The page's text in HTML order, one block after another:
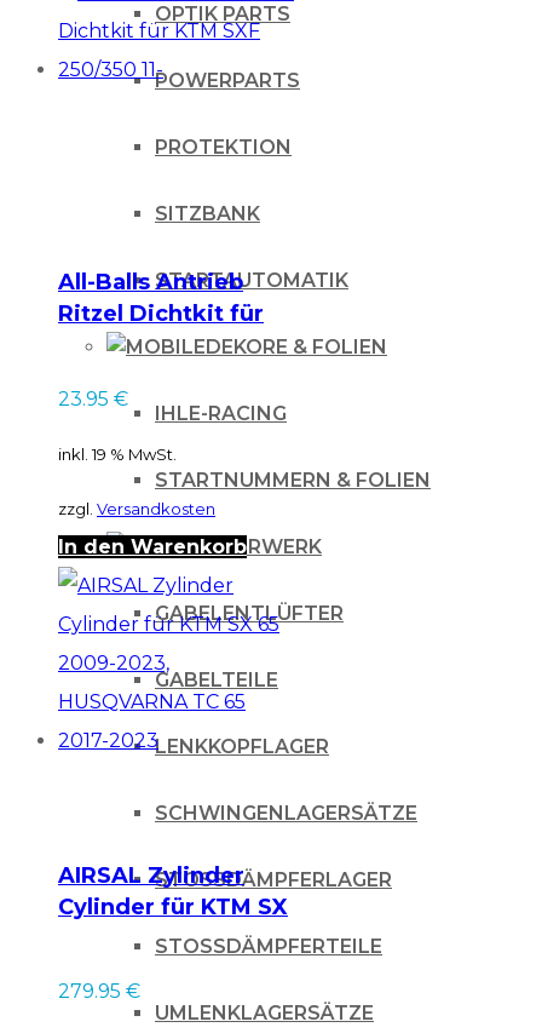
OPTIK PARTS
POWERPARTS
PROTEKTION
SITZBANK
STARTAUTOMATIK
DEKORE & FOLIEN
IHLE-RACING
STARTNUMMERN & FOLIEN
FAHRWERK
GABELENTLÜFTER
GABELTEILE
LENKKOPFLAGER
SCHWINGENLAGERSÄTZE
STOSSDÄMPFERLAGER
STOSSDÄMPFERTEILE
UMLENKLAGERSÄTZE
All-Balls Antrieb
Ritzel Dichtkit für
KTM SXF 250/350 11-
23.95 €
inkl. 19 % MwSt.
zzgl. Versandkosten
In den Warenkorb
AIRSAL Zylinder
Cylinder für KTM SX
65 2009-2023,
2017-2023
279.95 €